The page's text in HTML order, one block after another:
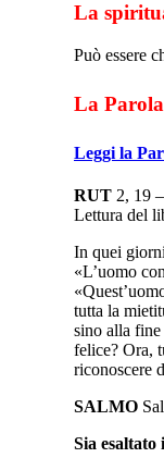
La
Può essere
La
Leggi la
RUT 2, 19
Lettura del
In quei
«L’uomo
tutta la
sino alla fine
felice? Ora,
riconoscere
SALMO
Sia esaltato